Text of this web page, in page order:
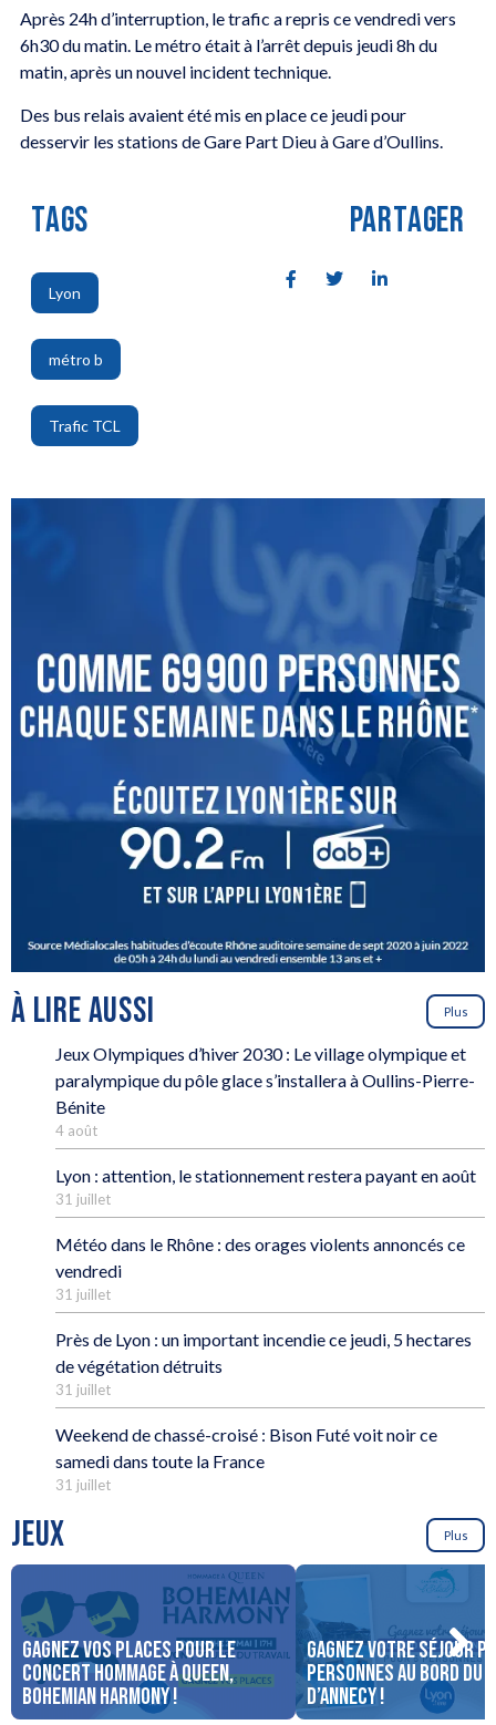
Après 24h d’interruption, le trafic a repris ce vendredi vers
6h30 du matin. Le métro était à l’arrêt depuis jeudi 8h du
matin, après un nouvel incident technique.
Des bus relais avaient été mis en place ce jeudi pour
desservir les stations de Gare Part Dieu à Gare d’Oullins.
TAGS
Lyon
,
métro b
,
Trafic TCL
PARTAGER
À LIRE AUSSI Plus
Jeux Olympiques d’hiver 2030 : Le village olympique et
paralympique du pôle glace s’installera à Oullins-Pierre-
Bénite
4 août
Lyon : attention, le stationnement restera payant en août
31 juillet
Météo dans le Rhône : des orages violents annoncés ce
vendredi
31 juillet
Près de Lyon : un important incendie ce jeudi, 5 hectares
de végétation détruits
31 juillet
Weekend de chassé-croisé : Bison Futé voit noir ce
samedi dans toute la France
31 juillet
JEUX Plus
Gagnez vos places pour le
concert Hommage à Queen,
Bohemian Harmony !
Gagnez votre séjour
personnes au bord du
d’Annecy !